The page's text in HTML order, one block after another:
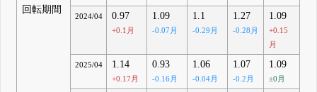
回転期間
2024/04 0.97
+0.1月
1.09
-0.07月
1.1
-0.29月
1.27
-0.28月
1.09
+0.15
月
2025/04 1.14
+0.17月
0.93
-0.16月
1.06
-0.04月
1.07
-0.2月
1.09
±0月